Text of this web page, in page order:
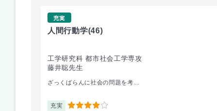
充実
人間行動学(46)
工学研究科 都市社会工学専攻
藤井聡先生
ざっくばらんに社会の問題を考...
充実 4